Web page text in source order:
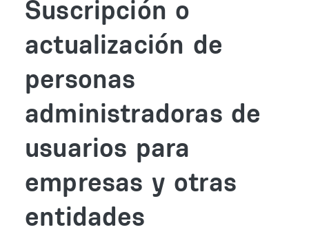
Suscripción o
actualización de
personas
administradoras de
usuarios para
empresas y otras
entidades